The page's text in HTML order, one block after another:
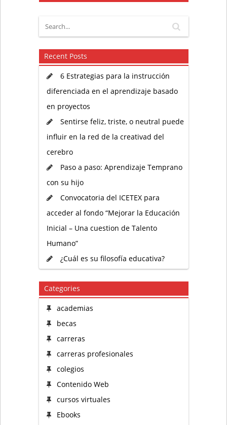
Recent Posts
6 Estrategias para la instrucción
diferenciada en el aprendizaje basado
en proyectos
Sentirse feliz, triste, o neutral puede
influir en la red de la creativad del
cerebro
Paso a paso: Aprendizaje Temprano
con su hijo
Convocatoria del ICETEX para
acceder al fondo “Mejorar la Educación
Inicial – Una cuestion de Talento
Humano”
¿Cuál es su filosofía educativa?
Categories
academias
becas
carreras
carreras profesionales
colegios
Contenido Web
cursos virtuales
Ebooks